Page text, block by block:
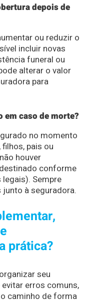
depois de
ou reduzir o
incluir novas
funeral ou
alterar o valor
para
em caso de morte?
no momento
pais ou
houver
conforme
Sempre
à seguradora.
prática?
seu
erros comuns,
caminho de forma